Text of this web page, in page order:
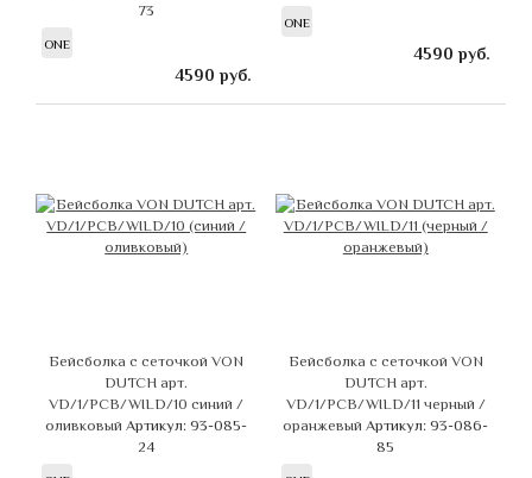
73
ONE
4590 руб.
ONE
4590 руб.
Бейсболка с сеточкой VON
DUTCH арт.
VD/1/PCB/WILD/10 синий /
оливковыйАртикул: 93-085-
24
Бейсболка с сеточкой VON
DUTCH арт.
VD/1/PCB/WILD/11 черный /
оранжевыйАртикул: 93-086-
85